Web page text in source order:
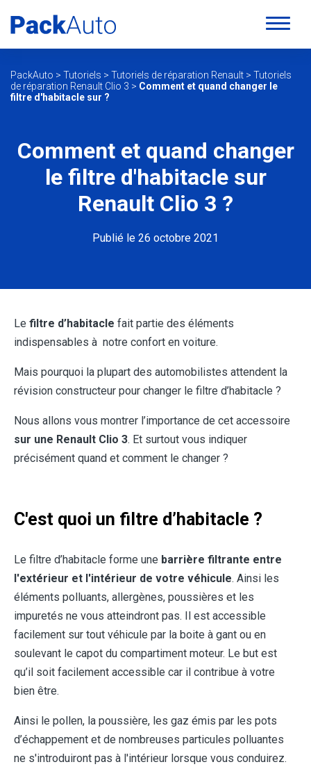
PackAuto > Tutoriels > Tutoriels de réparation Renault > Tutoriels
de réparation Renault Clio 3 > Comment et quand changer le
filtre d'habitacle sur ?
Comment et quand changer
le filtre d'habitacle sur
Renault Clio 3 ?
Publié le 26 octobre 2021
Le filtre d’habitacle fait partie des éléments
indispensables à notre confort en voiture.
Mais pourquoi la plupart des automobilistes attendent la
révision constructeur pour changer le filtre d’habitacle ?
Nous allons vous montrer l’importance de cet accessoire
sur une Renault Clio 3. Et surtout vous indiquer
précisément quand et comment le changer ?
C'est quoi un filtre d’habitacle ?
Le filtre d’habitacle forme une barrière filtrante entre
l'extérieur et l'intérieur de votre véhicule. Ainsi les
éléments polluants, allergènes, poussières et les
impuretés ne vous atteindront pas. Il est accessible
facilement sur tout véhicule par la boite à gant ou en
soulevant le capot du compartiment moteur. Le but est
qu’il soit facilement accessible car il contribue à votre
bien être.
Ainsi le pollen, la poussière, les gaz émis par les pots
d’échappement et de nombreuses particules polluantes
ne s'introduiront pas à l'intérieur lorsque vous conduirez.